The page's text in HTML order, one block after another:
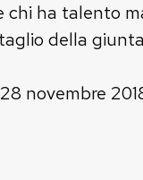
chi ha talento
della
novembre